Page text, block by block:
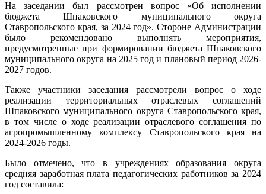
На заседании был рассмотрен вопрос «Об исполнении
бюджета Шпаковского муниципального округа
Ставропольского края, за 2024 год». Стороне Администрации
было рекомендовано выполнять мероприятия,
предусмотренные при формировании бюджета Шпаковского
муниципального округа на 2025 год и плановый период 2026-
2027 годов.
Также участники заседания рассмотрели вопрос о ходе
реализации территориальных отраслевых соглашений
Шпаковского муниципального округа Ставропольского края,
в том числе о ходе реализации отраслевого соглашения по
агропромышленному комплексу Ставропольского края на
2024-2026 годы.
Было отмечено, что в учреждениях образования округа
средняя заработная плата педагогических работников за 2024
год составила: